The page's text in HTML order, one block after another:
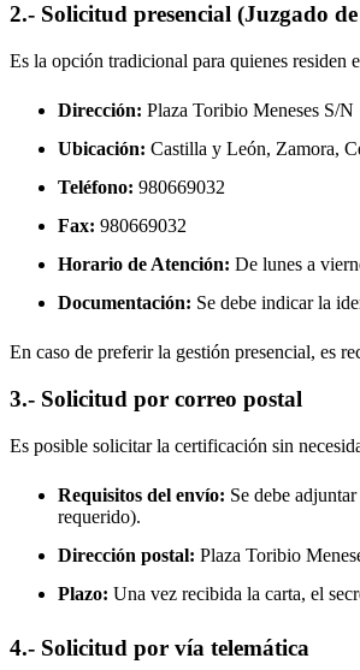
2.- Solicitud presencial (Juzgado
Es la opción tradicional para quienes residen
Dirección: Plaza Toribio Meneses S/N
Ubicación: Castilla y León, Zamora,
Teléfono: 980669032
Fax: 980669032
Horario de Atención: De lunes a
Documentación: Se debe indicar la
En caso de preferir la gestión presencial, es
3.- Solicitud por correo postal
Es posible solicitar la certificación sin
Requisitos del envío: Se debe
requerido).
Dirección postal: Plaza Toribio
Plazo: Una vez recibida la carta, el
4.- Solicitud por vía telemática